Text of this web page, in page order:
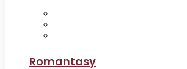
Romantasy